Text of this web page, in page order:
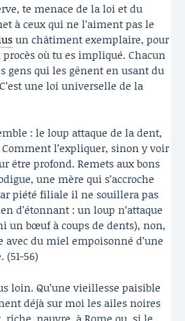
te menace de la loi et du
à ceux qui ne l’aiment pas le
un châtiment exemplaire, pour
procès où tu es impliqué. Chacun
gens qui les gênent en usant du
une loi universelle de la
: le loup attaque de la dent,
l’expliquer, sinon y voir
être profond. Remets aux bons
une mère qui s’accroche
piété filiale il ne souillera pas
d’étonnant : un loup n’attaque
un bœuf à coups de dents), non,
du miel empoisonné d’une
(51-56)
loin. Qu’une vieillesse paisible
déjà sur moi les ailes noires